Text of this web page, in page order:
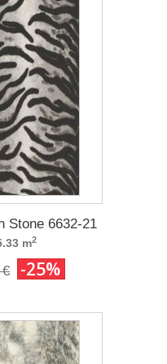
Stone 6632-21
m2
-25%